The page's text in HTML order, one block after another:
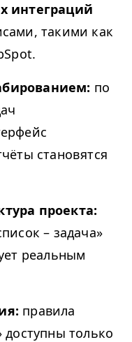
интеграций
такими как
по
становятся
проекта:
– задача»
реальным
правила
доступны только